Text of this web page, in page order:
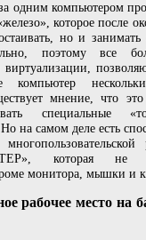
за одним компьютером
которое после
но и
поэтому все
виртуализации,
нескольким
мнение, что
специальные
Но на самом деле есть
которая не
монитора, мышки и
рабочее место на